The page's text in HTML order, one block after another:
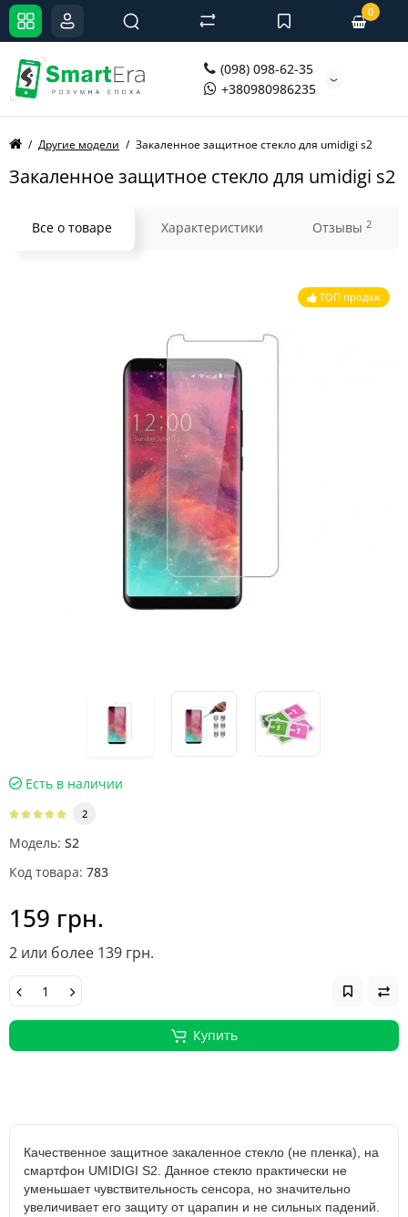
(098) 098-62-35
+380980986235
0
Другие модели Закаленное защитное стекло для umidigi s2
Закаленное защитное стекло для umidigi s2
Все о товаре Характеристики Отзывы 2
ТОП продаж
Есть в наличии
2
Модель: S2
Код товара: 783
159 грн.
2 или более 139 грн.
Купить
Качественное защитное закаленное стекло (не пленка), на
смартфон UMIDIGI S2. Данное стекло практически не
уменьшает чувствительность сенсора, но значительно
увеличивает его защиту от царапин и не сильных падений.